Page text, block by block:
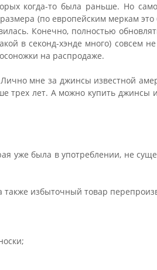
когда-то была раньше. Но
(по европейским меркам
Конечно, полностью
в секонд-хэнде много) совсем
на распродаже.
мне за джинсы известной
трех лет. А можно купить джинсы
уже была в употреблении, не
избыточный товар